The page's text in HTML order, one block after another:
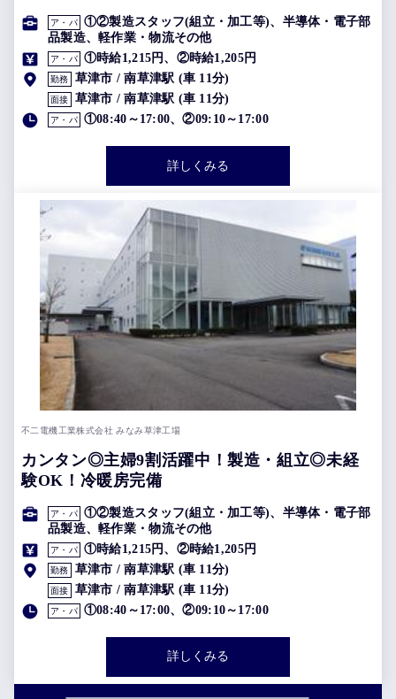
ア・パ
①②製造スタッフ(組立・加工等)、半導体・電子部
品製造、軽作業・物流その他
ア・パ ①時給1,215円、②時給1,205円
勤務 草津市 / 南草津駅 (車 11分)
面接 草津市 / 南草津駅 (車 11分)
ア・パ ①08:40～17:00、②09:10～17:00
詳しくみる
不二電機工業株式会社 みなみ草津工場
カンタン◎主婦9割活躍中！製造・組立◎未経
験OK！冷暖房完備
ア・パ
①②製造スタッフ(組立・加工等)、半導体・電子部
品製造、軽作業・物流その他
ア・パ ①時給1,215円、②時給1,205円
勤務 草津市 / 南草津駅 (車 11分)
面接 草津市 / 南草津駅 (車 11分)
ア・パ ①08:40～17:00、②09:10～17:00
詳しくみる